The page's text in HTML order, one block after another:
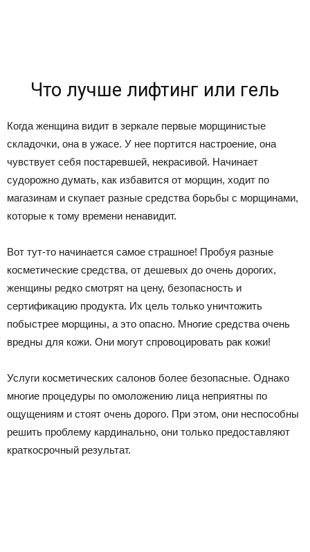
Что лучше лифтинг или гель
Когда женщина видит в зеркале первые морщинистые
складочки, она в ужасе. У нее портится настроение, она
чувствует себя постаревшей, некрасивой. Начинает
судорожно думать, как избавится от морщин, ходит по
магазинам и скупает разные средства борьбы с морщинами,
которые к тому времени ненавидит.
Вот тут-то начинается самое страшное! Пробуя разные
косметические средства, от дешевых до очень дорогих,
женщины редко смотрят на цену, безопасность и
сертификацию продукта. Их цель только уничтожить
побыстрее морщины, а это опасно. Многие средства очень
вредны для кожи. Они могут спровоцировать рак кожи!
Услуги косметических салонов более безопасные. Однако
многие процедуры по омоложению лица неприятны по
ощущениям и стоят очень дорого. При этом, они неспособны
решить проблему кардинально, они только предоставляют
краткосрочный результат.